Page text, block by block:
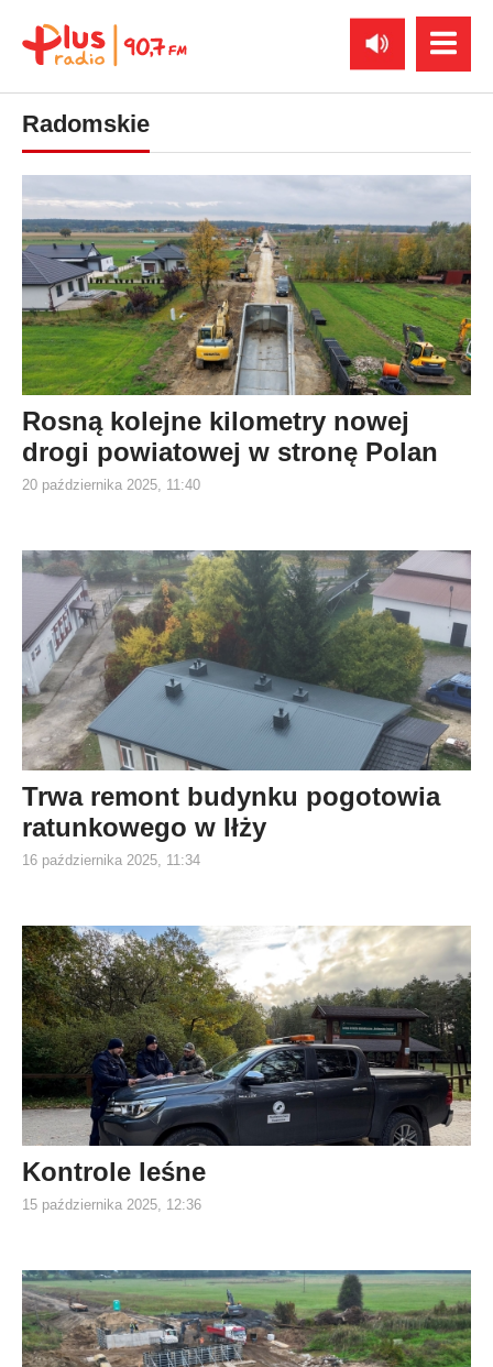
Radomskie
Rosną kolejne kilometry nowej
drogi powiatowej w stronę Polan
20 października 2025, 11:40
Trwa remont budynku pogotowia
ratunkowego w Iłży
16 października 2025, 11:34
Kontrole leśne
15 października 2025, 12:36